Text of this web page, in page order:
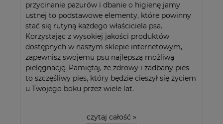
przycinanie pazurów i dbanie o higienę jamy
ustnej to podstawowe elementy, które powinny
stać się rutyną każdego właściciela psa.
Korzystając z wysokiej jakości produktów
dostępnych w naszym sklepie internetowym,
zapewnisz swojemu psu najlepszą możliwą
pielęgnację. Pamiętaj, że zdrowy i zadbany pies
to szczęśliwy pies, który będzie cieszył się życiem
u Twojego boku przez wiele lat.
czytaj całość »